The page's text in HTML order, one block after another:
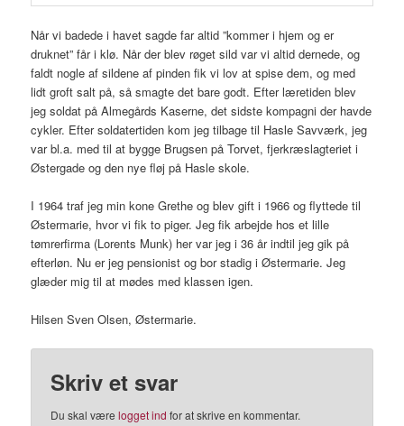
Når vi badede i havet sagde far altid ”kommer i hjem og er
druknet” får i klø. Når der blev røget sild var vi altid dernede, og
faldt nogle af sildene af pinden fik vi lov at spise dem, og med
lidt groft salt på, så smagte det bare godt. Efter læretiden blev
jeg soldat på Almegårds Kaserne, det sidste kompagni der havde
cykler. Efter soldatertiden kom jeg tilbage til Hasle Savværk, jeg
var bl.a. med til at bygge Brugsen på Torvet, fjerkræslagteriet i
Østergade og den nye fløj på Hasle skole.
I 1964 traf jeg min kone Grethe og blev gift i 1966 og flyttede til
Østermarie, hvor vi fik to piger. Jeg fik arbejde hos et lille
tømrerfirma (Lorents Munk) her var jeg i 36 år indtil jeg gik på
efterløn. Nu er jeg pensionist og bor stadig i Østermarie. Jeg
glæder mig til at mødes med klassen igen.
Hilsen Sven Olsen, Østermarie.
Skriv et svar
Du skal værelogget ind for at skrive en kommentar.